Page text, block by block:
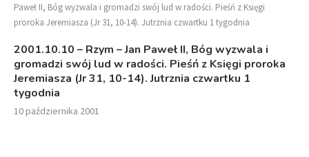
Paweł II, Bóg wyzwala i gromadzi swój lud w radości. Pieśń z Księgi
proroka Jeremiasza (Jr 31, 10-14). Jutrznia czwartku 1 tygodnia
2001.10.10 – Rzym – Jan Paweł II, Bóg wyzwala i
gromadzi swój lud w radości. Pieśń z Księgi proroka
Jeremiasza (Jr 31, 10-14). Jutrznia czwartku 1
tygodnia
10 października 2001